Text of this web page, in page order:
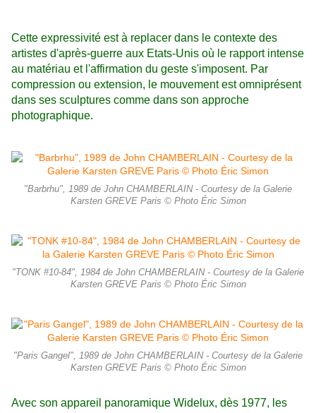
Cette expressivité est à replacer dans le contexte des
artistes d'après-guerre aux Etats-Unis où le rapport intense
au matériau et l'affirmation du geste s'imposent. Par
compression ou extension, le mouvement est omniprésent
dans ses sculptures comme dans son approche
photographique.
"Barbrhu", 1989 de John CHAMBERLAIN - Courtesy de la Galerie
Karsten GREVE Paris © Photo Éric Simon
"TONK #10-84", 1984 de John CHAMBERLAIN - Courtesy de la Galerie
Karsten GREVE Paris © Photo Éric Simon
"Paris Gangel", 1989 de John CHAMBERLAIN - Courtesy de la Galerie
Karsten GREVE Paris © Photo Éric Simon
Avec son appareil panoramique Widelux, dès 1977, les